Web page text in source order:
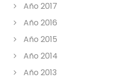
Año 2017
Año 2016
Año 2015
Año 2014
Año 2013